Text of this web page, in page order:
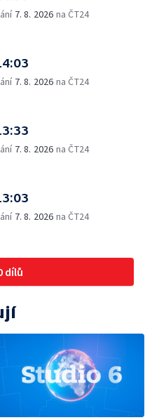
7. 8. 2026 na ČT24
7. 8. 2026 na ČT24
7. 8. 2026 na ČT24
7. 8. 2026 na ČT24
dílů